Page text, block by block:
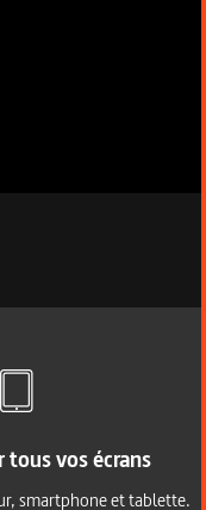
vos écrans
smartphone et tablette.